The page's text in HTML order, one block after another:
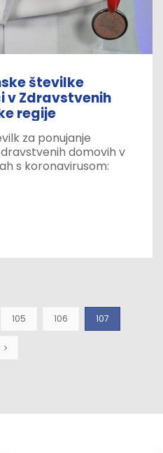
številke
v Zdravstvenih
regije
za ponujanje
domovih v
s koronavirusom:
105 106 107